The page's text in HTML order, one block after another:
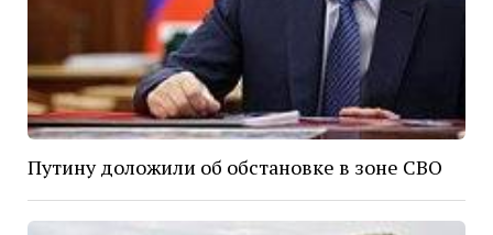
Путину доложили об обстановке в зоне СВО